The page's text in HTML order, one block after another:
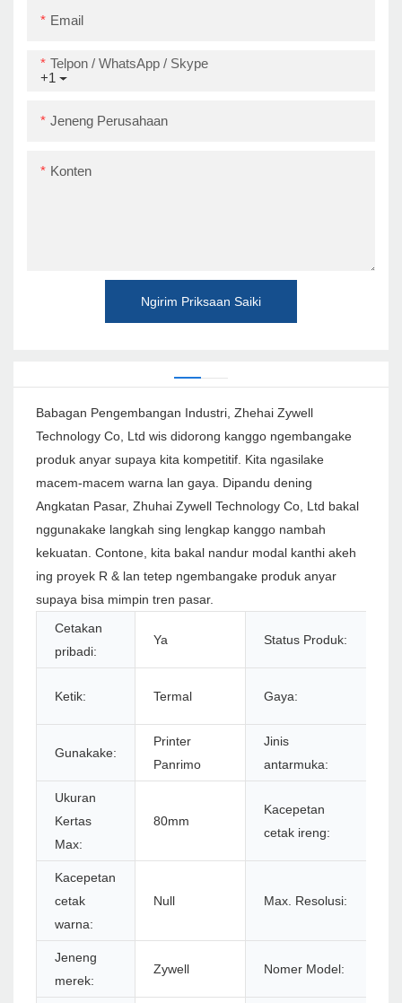
Email
+1
Telpon / WhatsApp / Skype
Jeneng Perusahaan
Konten
Ngirim Priksaan Saiki
Babagan Pengembangan Industri, Zhehai Zywell
Technology Co, Ltd wis didorong kanggo ngembangake
produk anyar supaya kita kompetitif. Kita ngasilake
macem-macem warna lan gaya. Dipandu dening
Angkatan Pasar, Zhuhai Zywell Technology Co, Ltd bakal
nggunakake langkah sing lengkap kanggo nambah
kekuatan. Contone, kita bakal nandur modal kanthi akeh
ing proyek R & lan tetep ngembangake produk anyar
supaya bisa mimpin tren pasar.
Cetakan
pribadi:
Ya Status Produk:
Ketik: Termal Gaya:
Gunakake:
Printer
Panrimo
Jinis
antarmuka:
Ukuran
Kertas
Max:
80mm
Kacepetan
cetak ireng:
Kacepetan
cetak
warna:
Null Max. Resolusi:
Jeneng
merek:
Zywell Nomer Model: